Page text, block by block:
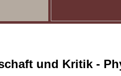
und Kritik -